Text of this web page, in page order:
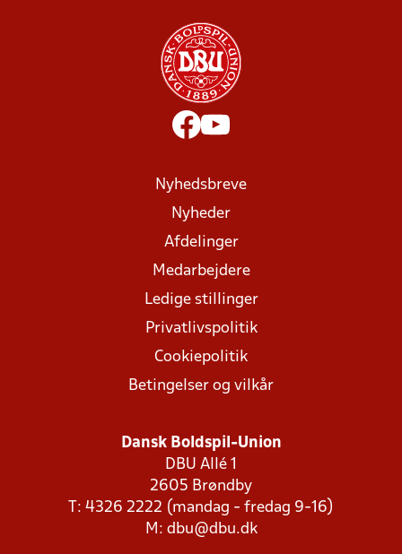
Nyhedsbreve
Nyheder
Afdelinger
Medarbejdere
Ledige stillinger
Privatlivspolitik
Cookiepolitik
Betingelser og vilkår
Dansk Boldspil-Union
DBU Allé 1
2605 Brøndby
T: 4326 2222 (mandag - fredag 9-16)
M: dbu@dbu.dk